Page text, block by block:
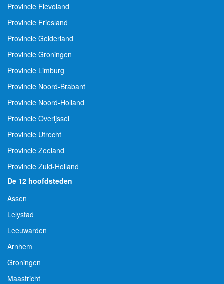
Provincie Flevoland
Provincie Friesland
Provincie Gelderland
Provincie Groningen
Provincie Limburg
Provincie Noord-Brabant
Provincie Noord-Holland
Provincie Overijssel
Provincie Utrecht
Provincie Zeeland
Provincie Zuid-Holland
De 12 hoofdsteden
Assen
Lelystad
Leeuwarden
Arnhem
Groningen
Maastricht